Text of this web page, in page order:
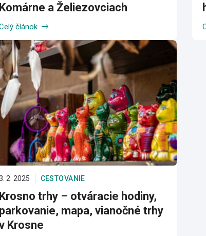
Komárne a Želiezovciach
článok
2. 2025 CESTOVANIE
Krosno trhy – otváracie hodiny,
parkovanie, mapa, vianočné trhy
Krosne